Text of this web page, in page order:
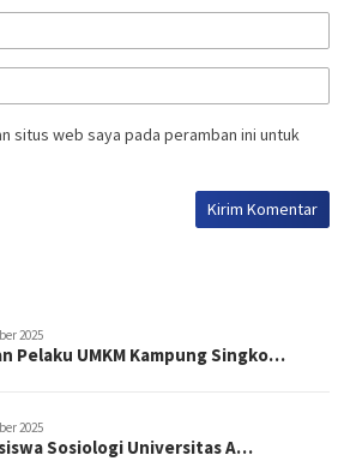
situs web saya pada peramban ini untuk
2025
Pelaku UMKM Kampung Singko…
2025
Sosiologi Universitas A…